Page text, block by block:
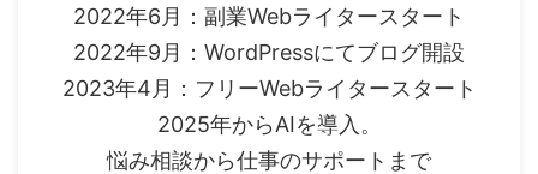
2022年6月：副業Webライタースタート
2022年9月：WordPressにてブログ開設
2023年4月：フリーWebライタースタート
2025年からAIを導入。
悩み相談から仕事のサポートまで